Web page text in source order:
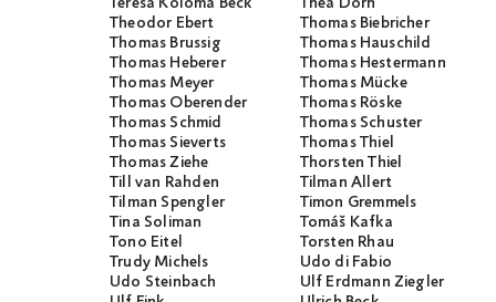
Theodor Ebert
Thomas Biebricher
Thomas Brussig
Thomas Hauschild
Thomas Heberer
Thomas Hestermann
Thomas Meyer
Thomas Mücke
Thomas Oberender
Thomas Röske
Thomas Schmid
Thomas Schuster
Thomas Sieverts
Thomas Thiel
Thomas Ziehe
Thorsten Thiel
Till van Rahden
Tilman Allert
Tilman Spengler
Timon Gremmels
Tina Soliman
Tomáš Kafka
Tono Eitel
Torsten Rhau
Trudy Michels
Udo di Fabio
Udo Steinbach
Ulf Erdmann Ziegler